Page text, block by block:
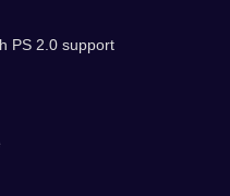
PS 2.0 support